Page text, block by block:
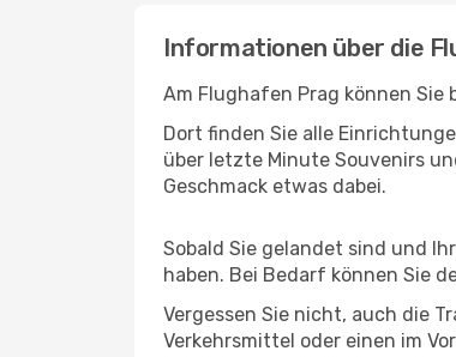
Informationen über die
Am Flughafen Prag können
Dort finden Sie alle
über letzte Minute Souvenirs
Geschmack etwas dabei.
Sobald Sie gelandet sind und
haben. Bei Bedarf können Sie
Vergessen Sie nicht, auch die
Verkehrsmittel oder einen im